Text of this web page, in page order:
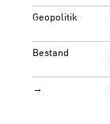
Geopolitik
Bestand
→